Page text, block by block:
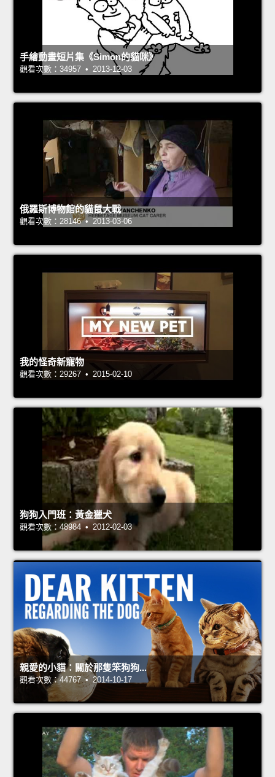
手繪動畫短片集《Simon的貓咪》
觀看次數：34957 • 2013-12-03
俄羅斯博物館的貓鼠大戰
觀看次數：28146 • 2013-03-06
我的怪奇新寵物
觀看次數：29267 • 2015-02-10
狗狗入門班：黃金獵犬
觀看次數：48984 • 2012-02-03
親愛的小貓：關於那隻笨狗狗...
觀看次數：44767 • 2014-10-17